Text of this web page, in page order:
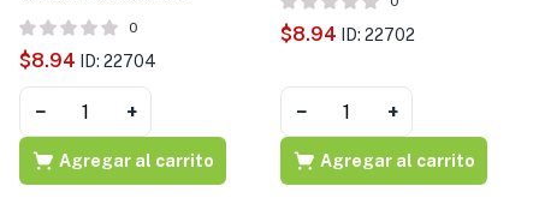
0
$8.94 ID: 22704
− +
Agregar al carrito
$8.94 ID: 22702
− +
Agregar al carrito